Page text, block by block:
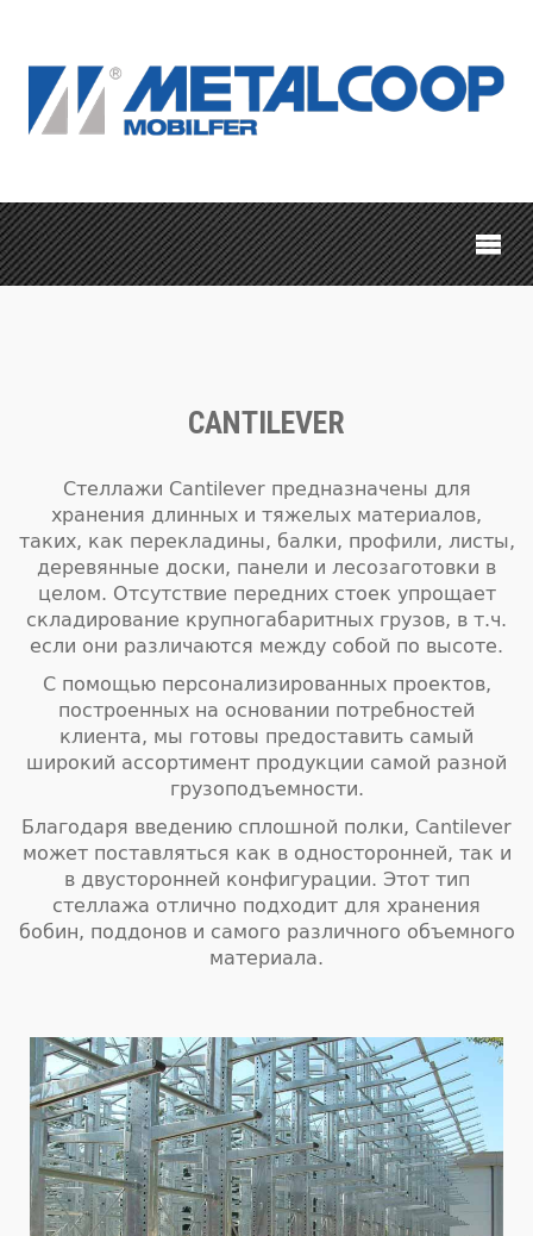
CANTILEVER
Стеллажи Cantilever предназначены для
хранения длинных и тяжелых материалов,
таких, как перекладины, балки, профили, листы,
деревянные доски, панели и лесозаготовки в
целом. Отсутствие передних стоек упрощает
складирование крупногабаритных грузов, в т.ч.
если они различаются между собой по высоте.
С помощью персонализированных проектов,
построенных на основании потребностей
клиента, мы готовы предоставить самый
широкий ассортимент продукции самой разной
грузоподъемности.
Благодаря введению сплошной полки, Cantilever
может поставляться как в односторонней, так и
в двусторонней конфигурации. Этот тип
стеллажа отлично подходит для хранения
бобин, поддонов и самого различного объемного
материала.